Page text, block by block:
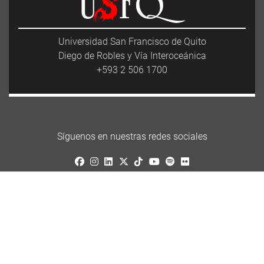
Universidad San Francisco de Quito
Diego de Robles y Vía Interoceánica
+593 2 506 1700
Síguenos en nuestras redes sociales